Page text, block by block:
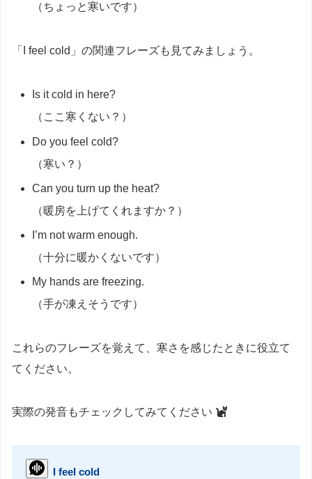
（ちょっと寒いです）
「I feel cold」の関連フレーズも見てみましょう。
Is it cold in here?
（ここ寒くない？）
Do you feel cold?
（寒い？）
Can you turn up the heat?
（暖房を上げてくれますか？）
I’m not warm enough.
（十分に暖かくないです）
My hands are freezing.
（手が凍えそうです）
これらのフレーズを覚えて、寒さを感じたときに役立て
てください。
実際の発音もチェックしてみてください
I feel cold